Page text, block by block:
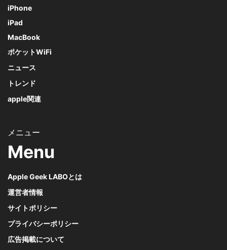
iPhone
iPad
MacBook
ポケットWiFi
ニュース
トレンド
apple関連
Menu
Apple Geek LABOとは
運営者情報
サイトポリシー
プライバシーポリシー
広告掲載について